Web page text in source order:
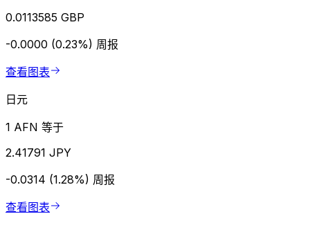
0.0113585 GBP
-0.0000 (0.23%) 周报
查看图表
日元
1 AFN 等于
2.41791 JPY
-0.0314 (1.28%) 周报
查看图表